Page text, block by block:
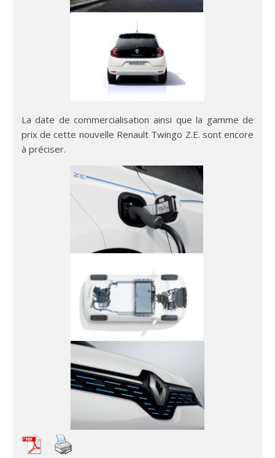
La date de commercialisation ainsi que la gamme de
prix de cette nouvelle Renault Twingo Z.E. sont encore
à préciser.